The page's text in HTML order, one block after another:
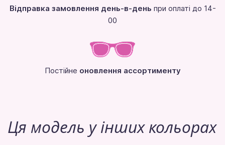
Відправка замовлення день-в-день при оплаті до 14-
00
Постійне оновлення ассортименту
Ця модель у інших кольорах